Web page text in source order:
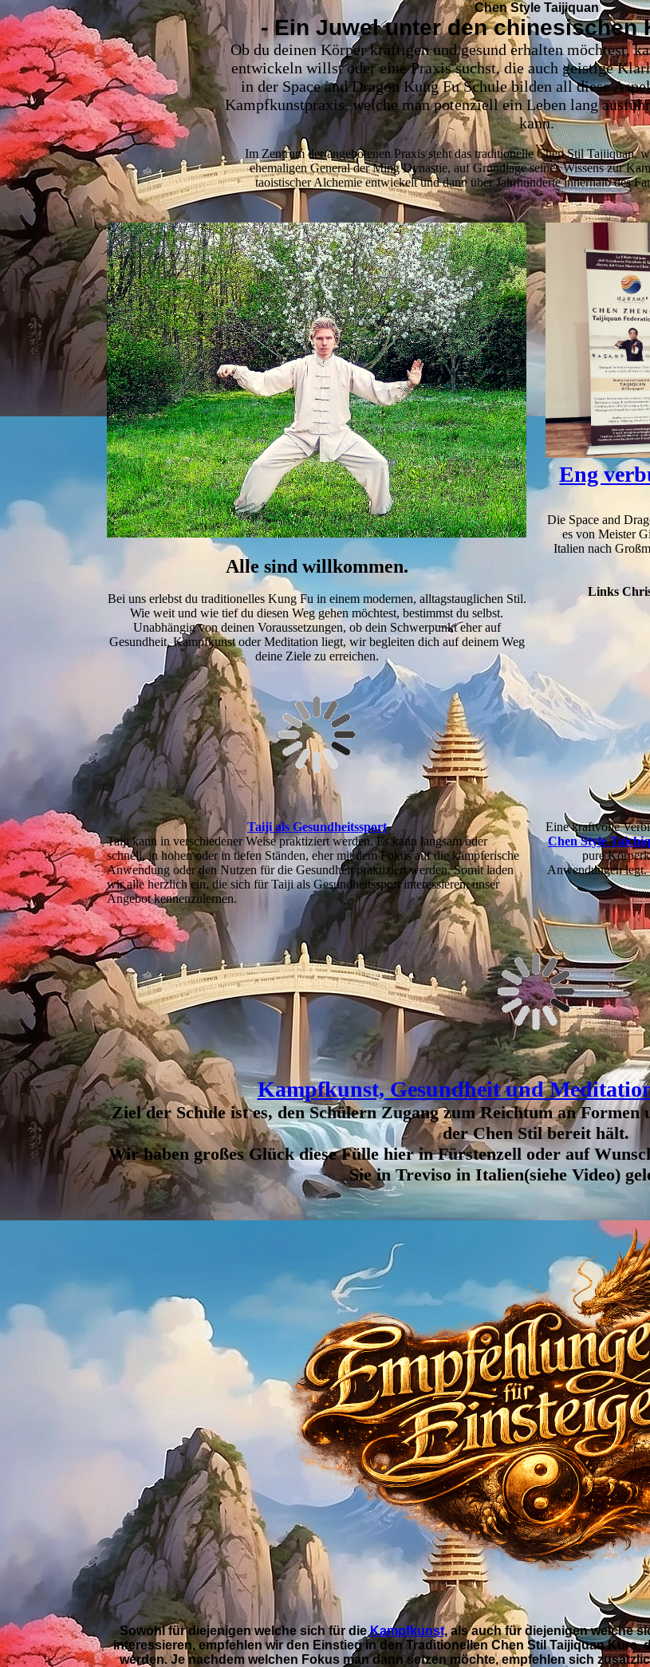
Chen Style Taijiquan
- Ein Juwel unter den chinesischen
Ob du deinen Körper kräftigen und gesund erhalten möchtest,
entwickeln willst oder eine Praxis suchst, die auch geistige
in der Space and Dragon Kung Fu Schule bilden all diese
Kampfkunstpraxis, welche man potenziell ein Leben lang
kann.
Im Zentrum der angebotenen Praxis steht das traditionelle Chen Stil Tajiiquan,
ehemaligen General der Ming Dynastie, auf Grundlage seines Wissens zur
taoistischer Alchemie entwickelt und dann über Jahrhunderte innerhalb des
Alle sind willkommen.
Bei uns erlebst du traditionelles Kung Fu in einem modernen, alltagstauglichen Stil.
Wie weit und wie tief du diesen Weg gehen möchtest, bestimmst du selbst.
Unabhängig von deinen Voraussetzungen, ob dein Schwerpunkt eher auf
Gesundheit, Kampfkunst oder Meditation liegt, wir begleiten dich auf deinem Weg
deine Ziele zu erreichen.
Eng
Die Space and
es von Meister
Italien nach
Links
Taiji als Gesundheitssport
Taiji kann in verschiedener Weise praktiziert werden. Es kann langsam oder
schnell, in hohen oder in tiefen Ständen, eher mit dem Fokus auf die kämpferische
Anwendung oder den Nutzen für die Gesundheit praktiziert werden. Somit laden
wir alle herzlich ein, die sich für Taiji als Gesundheitssport interessieren, unser
Angebot kennenzulernen.
Eine kraftvolle
Chen Style
pure
Anwendungen
Kampfkunst, Gesundheit und
Ziel der Schule ist es, den Schülern Zugang zum Reichtum an Formen
der Chen Stil bereit hält.